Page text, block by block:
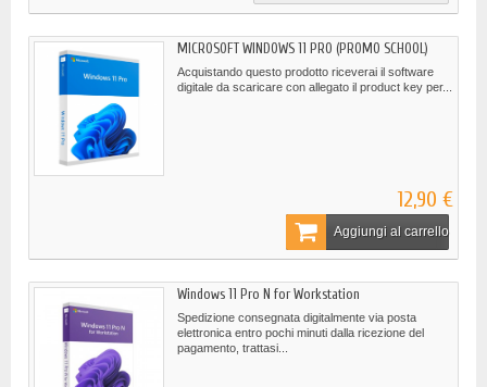
MICROSOFT WINDOWS 11 PRO (PROMO SCHOOL)
Acquistando questo prodotto riceverai il software
digitale da scaricare con allegato il product key per...
12,90 €
Aggiungi al carrello
Windows 11 Pro N for Workstation
Spedizione consegnata digitalmente via posta
elettronica entro pochi minuti dalla ricezione del
pagamento, trattasi...